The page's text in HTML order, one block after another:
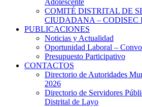
Adolescente
COMITÉ DISTRITAL DE
CIUDADANA – CODISEC
PUBLICACIONES
Noticias y Actualidad
Oportunidad Laboral –
Presupuesto Participativo
CONTACTOS
Directorio de Autoridades
2026
Directorio de Servidores
Distrital de Layo